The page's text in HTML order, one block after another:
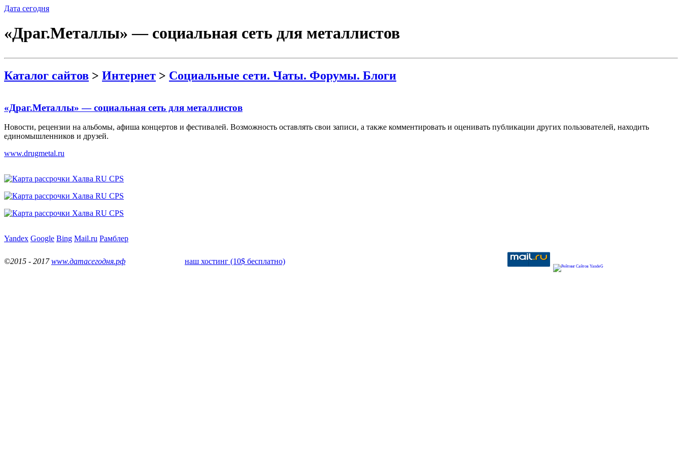
Дата сегодня
«Драг.Металлы» — социальная сеть для металлистов
Каталог сайтов > Интернет > Социальные сети. Чаты. Форумы. Блоги
«Драг.Металлы» — социальная сеть для металлистов
Новости, рецензии на альбомы, афиша концертов и фестивалей. Возможность оставлять свои записи, а также комментировать и оценивать публикации других пользователей, находить
единомышленников и друзей.
www.drugmetal.ru
Yandex Google Bing Mail.ru Рамблер
©2015 - 2017www.датасегодня.рф наш хостинг (10$ бесплатно)